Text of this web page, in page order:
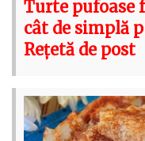
Turte pufoase
cât de simplă
Rețetă de post